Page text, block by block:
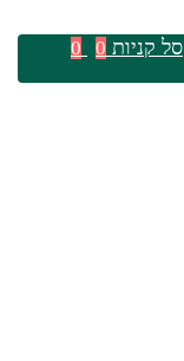
סל קניות 0
0